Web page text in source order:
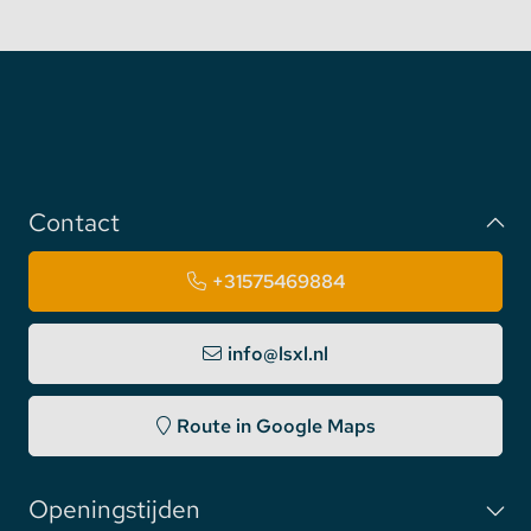
Contact
+31575469884
info@lsxl.nl
Route in Google Maps
Openingstijden